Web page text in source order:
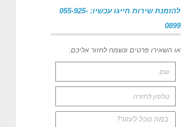
להזמנת שירות חייגו עכשיו: 055-925-
0899
או השאירו פרטים ונשמח לחזור אליכם: